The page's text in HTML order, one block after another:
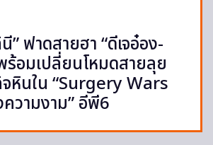
” ฟาดสายฮา “ดีเจอ๋อง-
อมเปลี่ยนโหมดสายลุย
จหินใน “Surgery Wars
วามงาม” อีพี6